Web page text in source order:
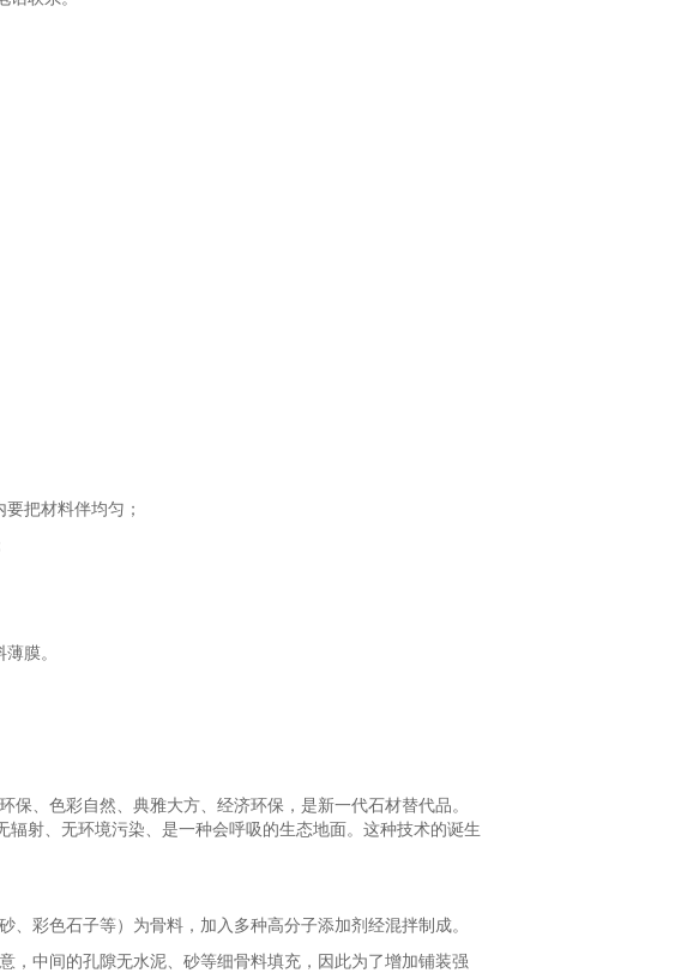
把材料伴均匀；
膜。
、色彩自然、典雅大方、经济环保，是新一代石材替代品。
射、无环境污染、是一种会呼吸的生态地面。这种技术的诞生
、彩色石子等）为骨料，加入多种高分子添加剂经混拌制成。
，中间的孔隙无水泥、砂等细骨料填充，因此为了增加铺装强